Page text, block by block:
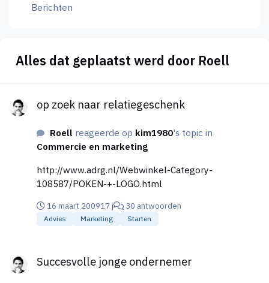
Berichten
Alles dat geplaatst werd door Roell
op zoek naar relatiegeschenk
Roell reageerde op kim1980's topic in
Commercie en marketing
http://www.adrg.nl/Webwinkel-Category-
108587/POKEN-+-LOGO.html
16 maart 200917 j 30 antwoorden
Advies Marketing Starten
Succesvolle jonge ondernemer